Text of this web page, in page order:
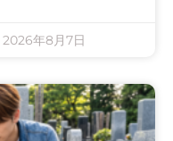
2026年8月7日